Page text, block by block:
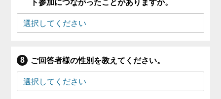
ト参加につながったことがありますか。
ご回答者様の性別を教えてください。